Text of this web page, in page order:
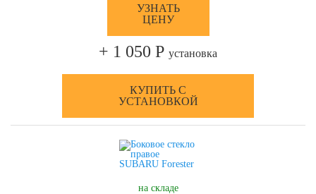
УЗНАТЬ
ЦЕНУ
+ 1 050 Р установка
КУПИТЬ С
УСТАНОВКОЙ
на складе